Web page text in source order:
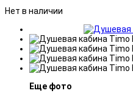
Нет в наличии
Еще фото